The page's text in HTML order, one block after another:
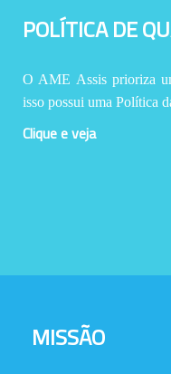
POLÍTICA DE
O AME Assis prioriza
isso possui uma Política
Clique e veja
MISSÃO